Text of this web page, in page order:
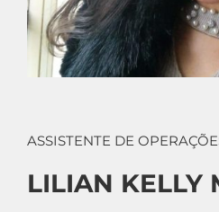
ASSISTENTE DE
LILIAN KELLY